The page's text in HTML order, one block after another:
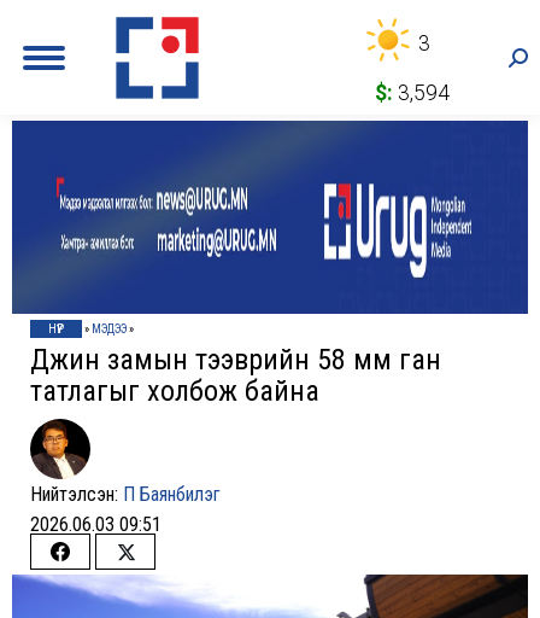
3
$: 3,594
НҮҮР » МЭДЭЭ»
Дүүжин замын тээврийн 58 мм ган
татлагыг холбож байна
Нийтэлсэн: П Баянбилэг
2026.06.03 09:51
Share
Share
on